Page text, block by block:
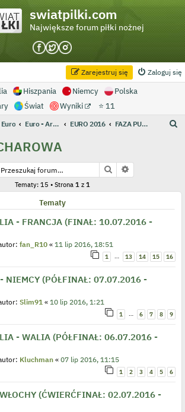
swiatpilki.com
Największe forum piłki nożnej
Zaloguj się
Zarejestruj się
Hiszpania Niemcy
Polska
Świat Wyniki ⭐ 11
Euro Euro - Archiwum EURO 2016 FAZA PUCHAROWA
j
Szukaj
Tematy: 15 • Strona 1z 1
Tematy
- FRANCJA (FINAŁ: 10.07.2016 -
fan_R10 « 11 lip 2016, 18:51
1 … 13 14 15 16
NIEMCY (PÓŁFINAŁ: 07.07.2016 -
Slim91 « 10 lip 2016, 1:21
1 … 6 7 8 9
- WALIA (PÓŁFINAŁ: 06.07.2016 -
Kluchman « 07 lip 2016, 11:15
1 2 3 4 5 6
(ĆWIERĆFINAŁ: 02.07.2016 -